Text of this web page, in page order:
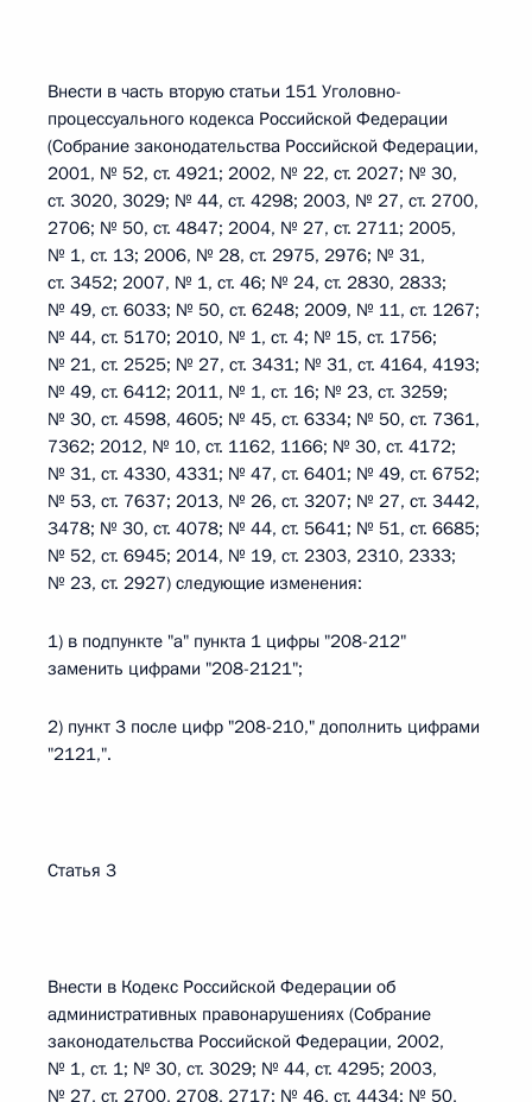
Внести в часть вторую статьи 151 Уголовно-
процессуального кодекса Российской Федерации
(Собрание законодательства Российской Федерации,
2001, № 52, ст. 4921; 2002, № 22, ст. 2027; № 30,
ст. 3020, 3029; № 44, ст. 4298; 2003, № 27, ст. 2700,
2706; № 50, ст. 4847; 2004, № 27, ст. 2711; 2005,
№ 1, ст. 13; 2006, № 28, ст. 2975, 2976; № 31,
ст. 3452; 2007, № 1, ст. 46; № 24, ст. 2830, 2833;
№ 49, ст. 6033; № 50, ст. 6248; 2009, № 11, ст. 1267;
№ 44, ст. 5170; 2010, № 1, ст. 4; № 15, ст. 1756;
№ 21, ст. 2525; № 27, ст. 3431; № 31, ст. 4164, 4193;
№ 49, ст. 6412; 2011, № 1, ст. 16; № 23, ст. 3259;
№ 30, ст. 4598, 4605; № 45, ст. 6334; № 50, ст. 7361,
7362; 2012, № 10, ст. 1162, 1166; № 30, ст. 4172;
№ 31, ст. 4330, 4331; № 47, ст. 6401; № 49, ст. 6752;
№ 53, ст. 7637; 2013, № 26, ст. 3207; № 27, ст. 3442,
3478; № 30, ст. 4078; № 44, ст. 5641; № 51, ст. 6685;
№ 52, ст. 6945; 2014, № 19, ст. 2303, 2310, 2333;
№ 23, ст. 2927) следующие изменения:
1) в подпункте "а" пункта 1 цифры "208-212"
заменить цифрами "208-2121";
2) пункт 3 после цифр "208-210," дополнить цифрами
"2121,".
Статья 3
Внести в Кодекс Российской Федерации об
административных правонарушениях (Собрание
законодательства Российской Федерации, 2002,
№ 1, ст. 1; № 30, ст. 3029; № 44, ст. 4295; 2003,
№ 27, ст. 2700, 2708, 2717; № 46, ст. 4434; № 50,